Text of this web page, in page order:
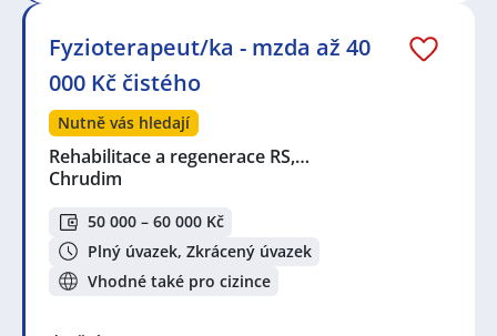
Fyzioterapeut/ka - mzda až 40
000 Kč čistého
Nutně vás hledají
Rehabilitace a regenerace RS,…
Chrudim
50 000 – 60 000 Kč
Plný úvazek, Zkrácený úvazek
Vhodné také pro cizince